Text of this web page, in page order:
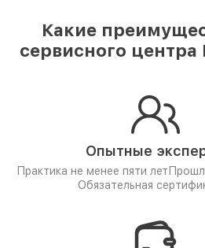
Какие
сервисного центра
Опытные
Практика не менее пяти лет
Обязательная